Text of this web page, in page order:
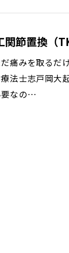
関節置換（
痛みを取るだ
法士志戸岡大
要なの…